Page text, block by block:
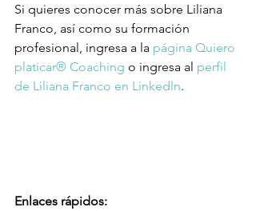
Si quieres conocer más sobre Liliana
Franco, así como su formación
profesional, ingresa a la página Quiero
platicar® Coaching o ingresa al perfil
de Liliana Franco en Linkedln.
Enlaces rápidos: